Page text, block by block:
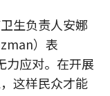
生负责人安娜
）表
力应对。在开展
这样民众才能